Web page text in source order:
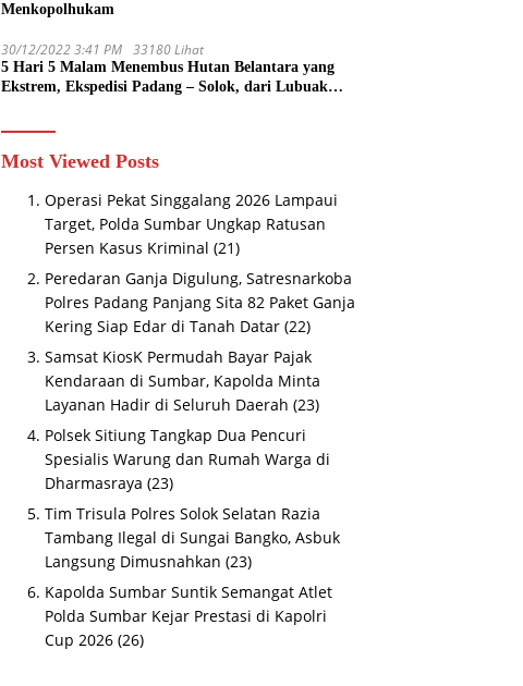
Menkopolhukam
30/12/2022 3:41 PM 33180 Lihat
5 Hari 5 Malam Menembus Hutan Belantara yang
Ekstrem, Ekspedisi Padang – Solok, dari Lubuak
Most Viewed Posts
Operasi Pekat Singgalang 2026 Lampaui
Target, Polda Sumbar Ungkap Ratusan
Persen Kasus Kriminal (21)
Peredaran Ganja Digulung, Satresnarkoba
Polres Padang Panjang Sita 82 Paket Ganja
Kering Siap Edar di Tanah Datar (22)
Samsat KiosK Permudah Bayar Pajak
Kendaraan di Sumbar, Kapolda Minta
Layanan Hadir di Seluruh Daerah (23)
Polsek Sitiung Tangkap Dua Pencuri
Spesialis Warung dan Rumah Warga di
Dharmasraya (23)
Tim Trisula Polres Solok Selatan Razia
Tambang Ilegal di Sungai Bangko, Asbuk
Langsung Dimusnahkan (23)
Kapolda Sumbar Suntik Semangat Atlet
Polda Sumbar Kejar Prestasi di Kapolri
Cup 2026 (26)